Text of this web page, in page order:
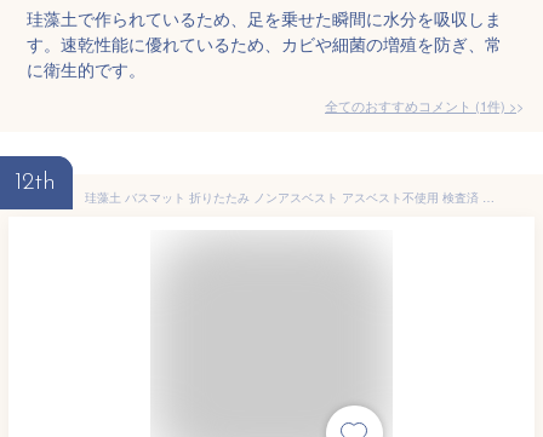
珪藻土で作られているため、足を乗せた瞬間に水分を吸収しま
す。速乾性能に優れているため、カビや細菌の増殖を防ぎ、常
に衛生的です。
全てのおすすめコメント (1件) >
12th
珪藻土 バスマット 折りたたみ ノンアスベスト アスベスト不使用 検査済 風呂 速乾 足拭き マット 吸水 バス 用品 大判 大きめ 無地 柄 継ぎ目 じゃばら 便利 おしゃれ 清潔 防ダニ 隙間 収納 片付け コンパクト NEO-170